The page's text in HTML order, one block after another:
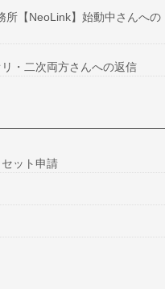
所【NeoLink】始動中さんへの
・二次両方さんへの返信
ット申請